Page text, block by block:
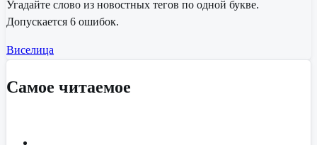
Угадайте слово из новостных тегов по одной букве.
Допускается 6 ошибок.
Виселица
Самое читаемое